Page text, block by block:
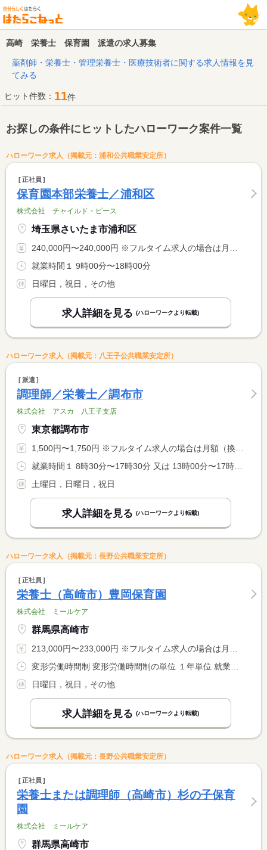
高崎 栄養士 保育園 派遣の求人募集
薬剤師・栄養士・管理栄養士・医療技術者に関する求人情報を見
てみる
ヒット件数： 11件
お探しの条件にヒットしたハローワーク案件一覧
ハローワーク求人（掲載元：浦和公共職業安定所）
正社員
保育園本部栄養士／浦和区
株式会社 チャイルド・ピース
埼玉県さいたま市浦和区
240,000円〜240,000円 ※フルタイム求人の場合は月額（換算額）、パート求人の場合は時間額を表示しています。
就業時間１ 9時00分〜18時00分
日曜日，祝日，その他
求人詳細を見る (ハローワークより転載)
ハローワーク求人（掲載元：八王子公共職業安定所）
派遣
調理師／栄養士／調布市
株式会社 アスカ 八王子支店
東京都調布市
1,500円〜1,750円 ※フルタイム求人の場合は月額（換算額）、パート求人の場合は時間額を表示しています。
土曜日，日曜日，祝日
求人詳細を見る (ハローワークより転載)
ハローワーク求人（掲載元：長野公共職業安定所）
正社員
栄養士（高崎市）豊岡保育園
株式会社 ミールケア
群馬県高崎市
213,000円〜233,000円 ※フルタイム求人の場合は月額（換算額）、パート求人の場合は時間額を表示しています。
日曜日，祝日，その他
求人詳細を見る (ハローワークより転載)
ハローワーク求人（掲載元：長野公共職業安定所）
正社員
栄養士または調理師（高崎市）杉の子保育
園
株式会社 ミールケア
群馬県高崎市